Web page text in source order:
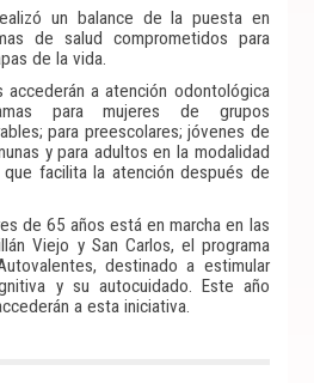
un balance de la puesta en
de salud comprometidos para
de la vida.
a atención odontológica
para mujeres de grupos
para preescolares; jóvenes de
y para adultos en la modalidad
facilita la atención después de
de 65 años está en marcha en las
Viejo y San Carlos, el programa
destinado a estimular
y su autocuidado. Este año
a esta iniciativa.